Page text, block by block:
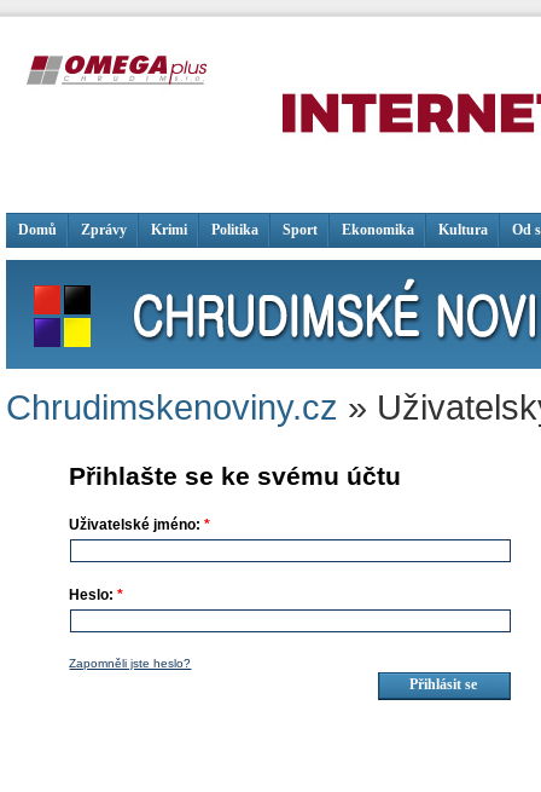
Domů Zprávy Krimi Politika Sport Ekonomika Kultura Od
Chrudimskenoviny.cz »
Přihlašte se ke svému účtu
Uživatelské jméno:*
Heslo:*
Zapomněli jste heslo?